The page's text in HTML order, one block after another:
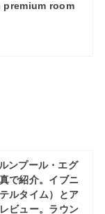
room
ンプール・エグ
で紹介。イブニ
ルタイム）とア
ビュー。ラウン